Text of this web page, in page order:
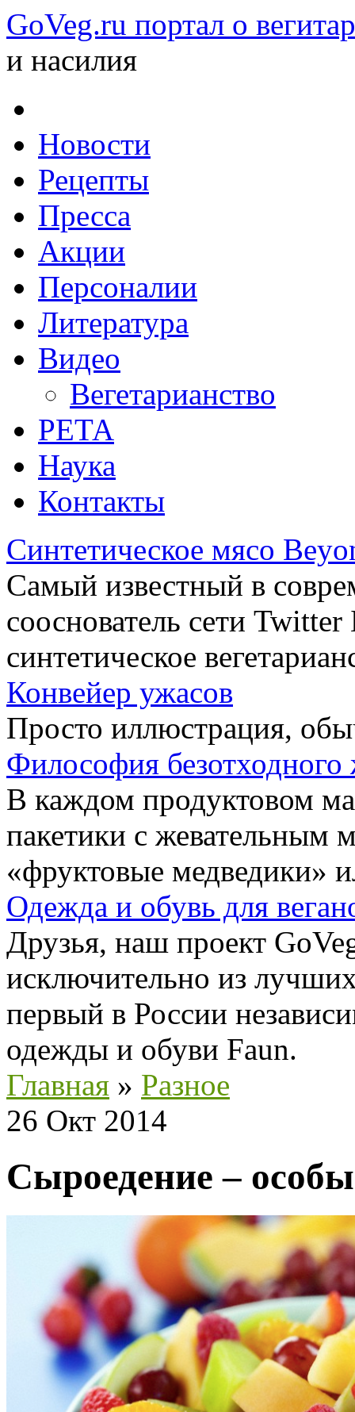
GoVeg.ru портал о
и насилия
Новости
Рецепты
Пресса
Акции
Персоналии
Литература
Видео
Вегетарианство
РЕТА
Наука
Контакты
Синтетическое мясо
Самый известный в
сооснователь сети
синтетическое
Конвейер ужасов
Просто иллюстрация,
Философия безотходного
В каждом продуктовом
пакетики с жевательным
«фруктовые медведики»
Одежда и обувь для
Друзья, наш проект
исключительно из
первый в России
одежды и обуви Faun.
Главная » Разное
26 Окт 2014
Сыроедение –